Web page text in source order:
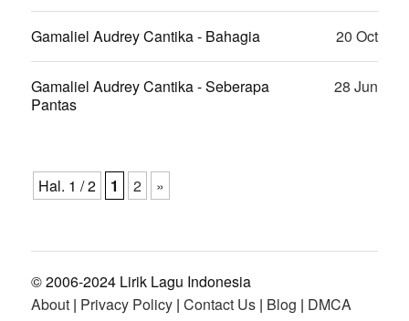
Gamaliel Audrey Cantika - Bahagia 20 Oct
Gamaliel Audrey Cantika - Seberapa
Pantas
28 Jun
Hal. 1 / 2 1 2 »
© 2006-2024 Lirik Lagu Indonesia
About| Privacy Policy| Contact Us| Blog | DMCA